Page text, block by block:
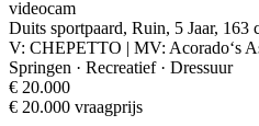
videocam
Duits sportpaard, Ruin, 5 Jaar, 163
V: CHEPETTO | MV: Acorado‘s
Springen · Recreatief · Dressuur
€ 20.000
€ 20.000 vraagprijs